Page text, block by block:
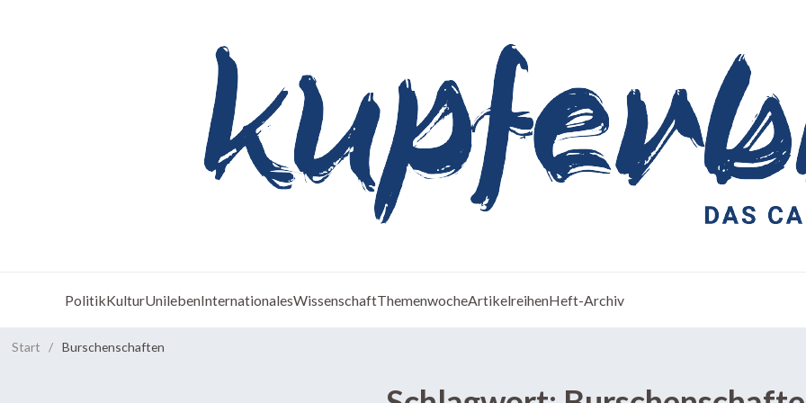
PolitikKulturUnilebenInternationalesWissenschaftThemenwocheArtikelreihenHeft-Archiv
Start / Burschenschaften